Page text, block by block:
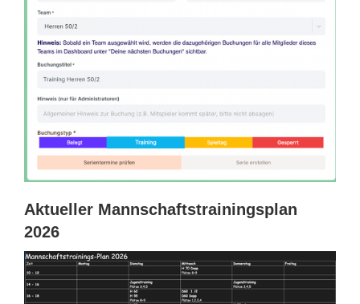
Aktueller Mannschaftstrainingsplan
2026